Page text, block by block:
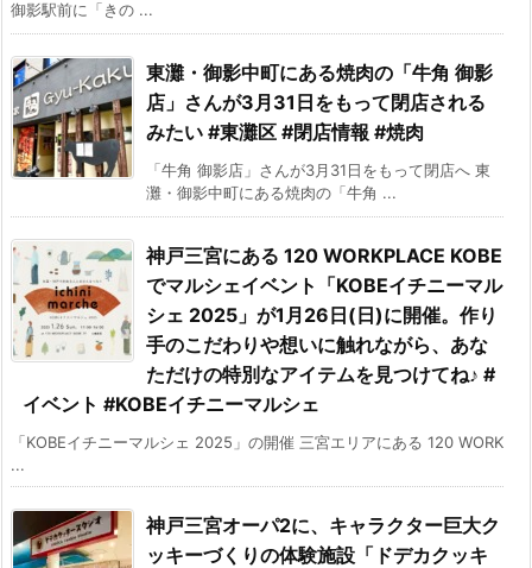
御影駅前に「きの ...
東灘・御影中町にある焼肉の「牛角 御影
店」さんが3月31日をもって閉店される
みたい #東灘区 #閉店情報 #焼肉
「牛角 御影店」さんが3月31日をもって閉店へ 東
灘・御影中町にある焼肉の「牛角 ...
神戸三宮にある 120 WORKPLACE KOBE
でマルシェイベント「KOBEイチニーマル
シェ 2025」が1月26日(日)に開催。作り
手のこだわりや想いに触れながら、あな
ただけの特別なアイテムを見つけてね♪ #
イベント #KOBEイチニーマルシェ
「KOBEイチニーマルシェ 2025」の開催 三宮エリアにある 120 WORK
...
神戸三宮オーパ2に、キャラクター巨大ク
ッキーづくりの体験施設「ドデカクッキ